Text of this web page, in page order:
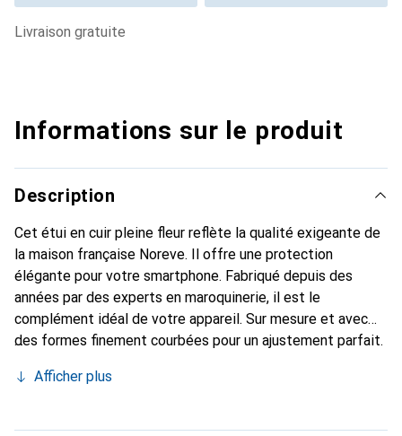
livraison gratuite
Informations sur le produit
Description
Cet étui en cuir pleine fleur reflète la qualité exigeante de
la maison française Noreve. Il offre une protection
élégante pour votre smartphone. Fabriqué depuis des
années par des experts en maroquinerie, il est le
complément idéal de votre appareil. Sur mesure et avec
des formes finement courbées pour un ajustement parfait.
smartphone. La marque Noreve est reconnue
reste toujours un excellent choix pour le client exigeant.
Afficher plus